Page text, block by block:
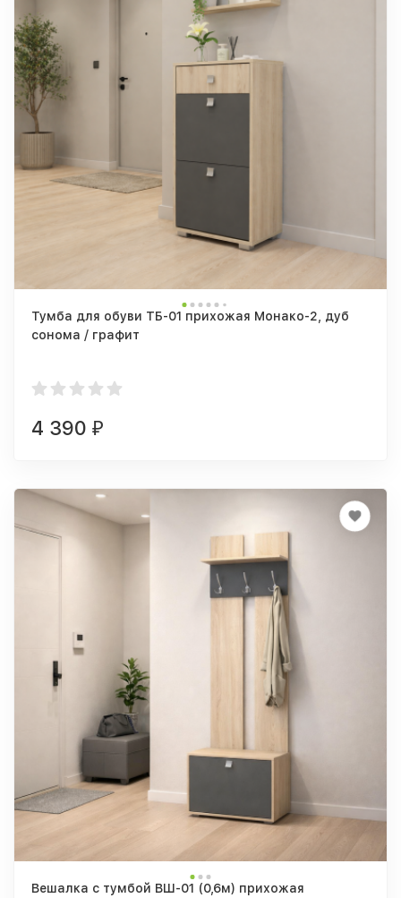
Тумба для обуви ТБ-01 прихожая Монако-2, дуб
сонома / графит
4 390 ₽
Вешалка с тумбой ВШ-01 (0,6м) прихожая